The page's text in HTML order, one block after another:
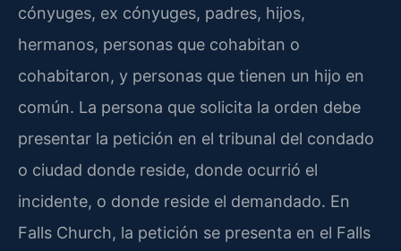
cónyuges, ex cónyuges, padres, hijos,
hermanos, personas que cohabitan o
cohabitaron, y personas que tienen un hijo en
común. La persona que solicita la orden debe
presentar la petición en el tribunal del condado
o ciudad donde reside, donde ocurrió el
incidente, o donde reside el demandado. En
Falls Church, la petición se presenta en el Falls